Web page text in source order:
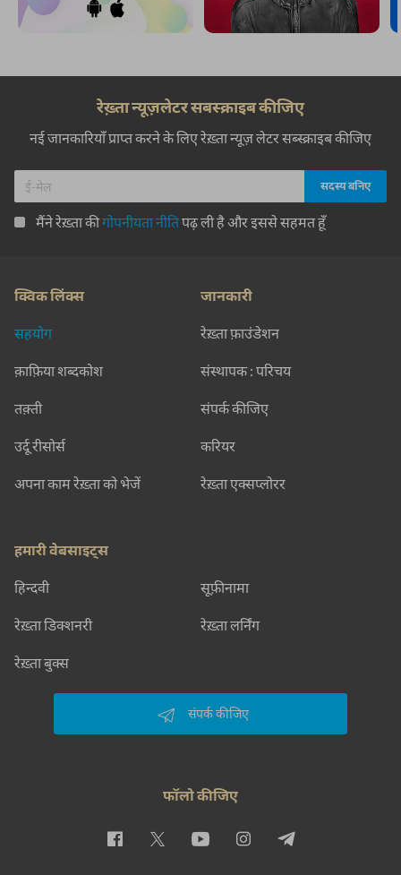
रेख़्ता न्यूज़लेटर सबस्क्राइब कीजिए
नई जानकारियाँ प्राप्त करने के लिए रेख़्ता न्यूज़ लेटर सब्स्क्राइब कीजिए
मैंने रेख़्ता कीगोपनीयता नीतिपढ़ ली है और इससे सहमत हूँ
क्विक लिंक्स
सहयोग
क़ाफ़िया शब्दकोश
तक़्ती
उर्दू रीसोर्स
अपना काम रेख़्ता को भेजें
जानकारी
रेख़्ता फ़ाउंडेशन
संस्थापक : परिचय
संपर्क कीजिए
करियर
रेख़्ता एक्सप्लोरर
हमारी वेबसाइट्स
हिन्दवी सूफ़ीनामा
रेख़्ता डिक्शनरी रेख़्ता लर्निंग
रेख़्ता बुक्स
संपर्क कीजिए
फॉलो कीजिए